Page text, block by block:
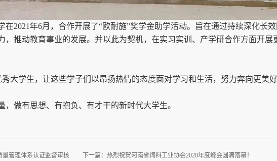
在2021年6月 ，合作开展了“欧耐施”奖学金助学活动。旨在通过持续深化长
推动教育事业的发展。 并以此为契机， 在实习实训、产学研合作方面开展
大学生， 让这些学子们以昂扬热情的态度面对学习和生活，努力奔向更美好
，做有思想、有抱负、有才干的新时代大学生。
量管理体系认证监督审核 下一篇： 热烈祝贺河南省饲料工业协会2020年度峰会圆满落幕！